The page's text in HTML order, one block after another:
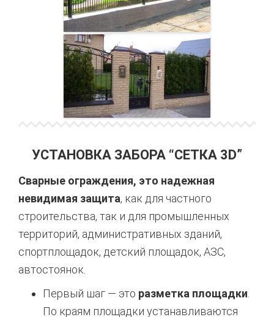
УСТАНОВКА ЗАБОРА “СЕТКА 3D”
Сварные ограждения, это надежная
невидимая защита, как для частного
строительства, так и для промышленных
территорий, административных зданий,
спортплощадок, детский площадок, АЗС,
автостоянок.
Первый шаг — это разметка площадки
По краям площадки устанавливаются